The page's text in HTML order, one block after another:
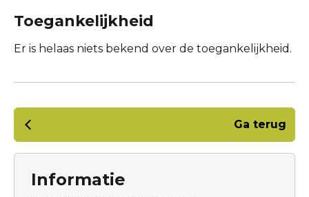
Toegankelijkheid
Er is helaas niets bekend over de toegankelijkheid.
Ga terug
Informatie